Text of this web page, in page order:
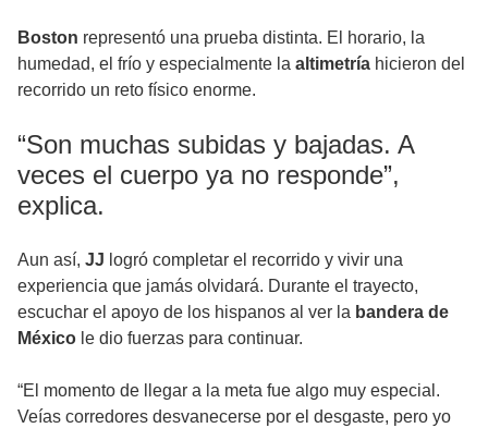
Boston representó una prueba distinta. El horario, la
humedad, el frío y especialmente la altimetría hicieron del
recorrido un reto físico enorme.
“Son muchas subidas y bajadas. A
veces el cuerpo ya no responde”,
explica.
Aun así, JJ logró completar el recorrido y vivir una
experiencia que jamás olvidará. Durante el trayecto,
escuchar el apoyo de los hispanos al ver la bandera de
México le dio fuerzas para continuar.
“El momento de llegar a la meta fue algo muy especial.
Veías corredores desvanecerse por el desgaste, pero yo